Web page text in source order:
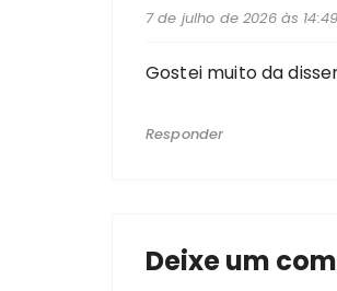
7 de julho de 2026 às 14:49
Gostei muito da
Responder
Deixe um